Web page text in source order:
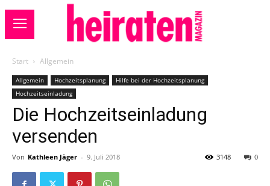
Start Allgemein
Allgemein Hochzeitsplanung
Hilfe bei der Hochzeitsplanung
Hochzeitseinladung
Die Hochzeitseinladung
versenden
Von Kathleen Jäger - 9. Juli 2018 0
3148